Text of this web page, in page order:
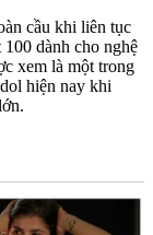
cầu khi liên tục
dành cho nghệ
xem là một trong
hiện nay khi